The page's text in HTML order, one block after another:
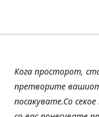
Кога просторот,
претворите
посакувате.Со